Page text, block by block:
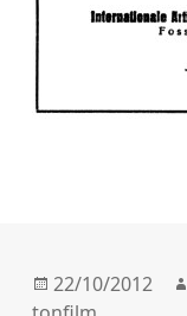
Posted
22/10/2012